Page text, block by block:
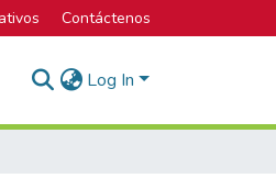
Contáctenos
Log In